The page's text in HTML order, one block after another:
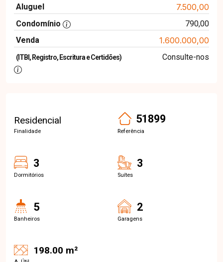
Aluguel 7.500,00
Condomínio
790,00
Venda
1.600.000,00
(ITBI, Registro, Escritura e Certidões) Consulte-nos
Residencial
Finalidade
51899
Referência
3
Dormitórios
3
Suítes
5
Banheiros
2
Garagens
198.00 m²